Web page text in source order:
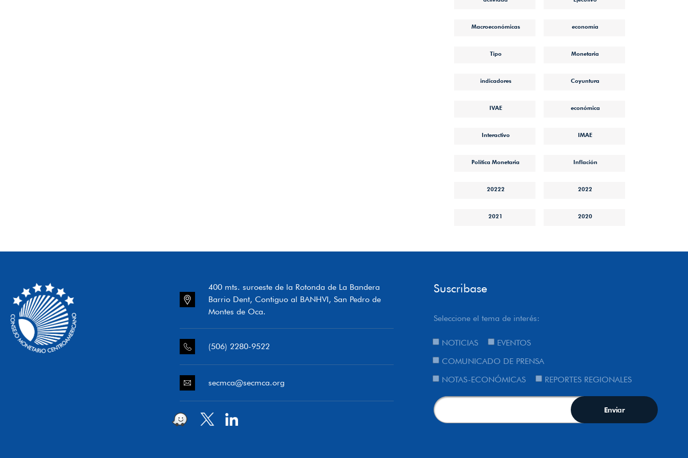
Macroeconómicas economía
Tipo Monetaria
indicadores Coyuntura
IVAE económica
Interactivo IMAE
Política Monetaria Inflación
20222 2022
2021 2020
400 mts. suroeste de la Rotonda de La Bandera
Barrio Dent, Contiguo al BANHVI, San Pedro de
Montes de Oca.
(506) 2280-9522
secmca@secmca.org
Suscribase
Seleccione el tema de interés:
NOTICIAS
EVENTOS
COMUNICADO DE PRENSA
NOTAS-ECONÓMICAS
REPORTES REGIONALES